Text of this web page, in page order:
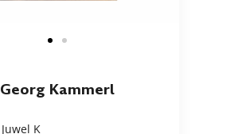
Georg Kammerl
Juwel K